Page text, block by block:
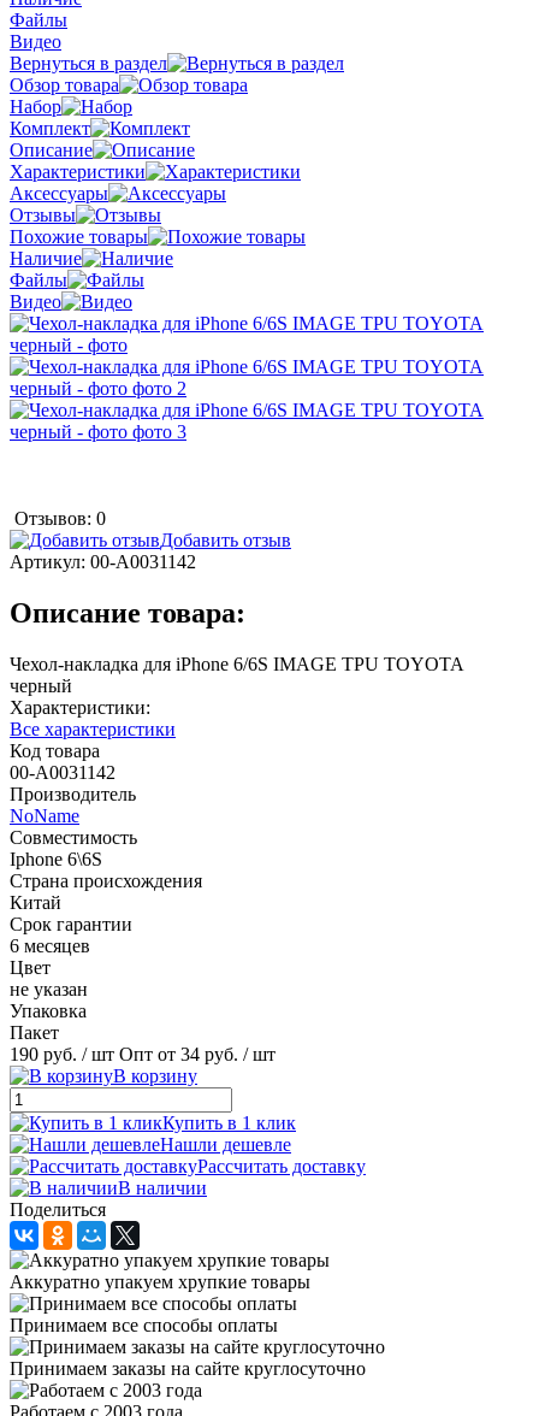
Файлы
Видео
Вернуться в раздел
Обзор товара
Набор
Комплект
Описание
Характеристики
Аксессуары
Отзывы
Похожие товары
Наличие
Файлы
Видео
Отзывов: 0
Добавить отзыв
Артикул: 00-А0031142
Описание товара:
Чехол-накладка для iPhone 6/6S IMAGE TPU TOYOTA
черный
Характеристики:
Все характеристики
Код товара
00-А0031142
Производитель
NoName
Совместимость
Iphone 6\6S
Страна происхождения
Китай
Срок гарантии
6 месяцев
Цвет
не указан
Упаковка
Пакет
190 руб. / шт Опт от 34 руб. / шт
В корзину
Купить в 1 клик
Нашли дешевле
Рассчитать доставку
В наличии
Поделиться
Аккуратно упакуем хрупкие товары
Принимаем все способы оплаты
Принимаем заказы на сайте круглосуточно
Работаем с 2003 года